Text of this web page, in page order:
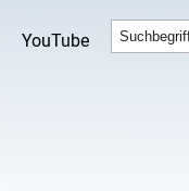
YouTube